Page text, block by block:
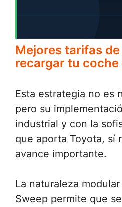
Mejores tarifas
recargar tu
Esta estrategia no es
pero su
industrial y con la
que aporta Toyota, sí
avance importante.
La naturaleza
Sweep permite que